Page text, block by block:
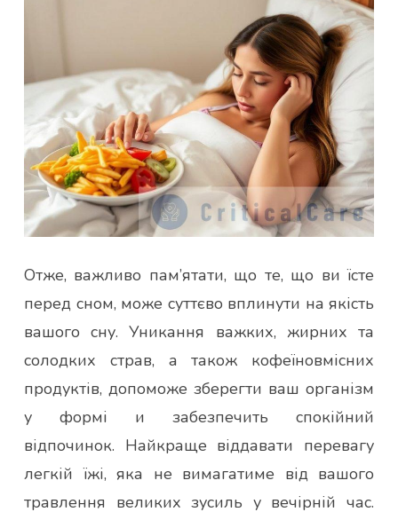
Отже, важливо пам’ятати, що те, що ви їсте
перед сном, може суттєво вплинути на якість
вашого сну. Уникання важких, жирних та
солодких страв, а також кофеїновмісних
продуктів, допоможе зберегти ваш організм
у формі и забезпечить спокійний
відпочинок. Найкраще віддавати перевагу
легкій їжі, яка не вимагатиме від вашого
травлення великих зусиль у вечірній час.